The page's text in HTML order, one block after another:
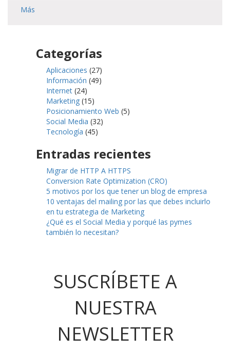
Más
Categorías
Aplicaciones (27)
Información (49)
Internet (24)
Marketing (15)
Posicionamiento Web (5)
Social Media (32)
Tecnología (45)
Entradas recientes
Migrar de HTTP A HTTPS
Conversion Rate Optimization (CRO)
5 motivos por los que tener un blog de empresa
10 ventajas del mailing por las que debes incluirlo
en tu estrategia de Marketing
¿Qué es el Social Media y porqué las pymes
también lo necesitan?
SUSCRÍBETE A
NUESTRA
NEWSLETTER